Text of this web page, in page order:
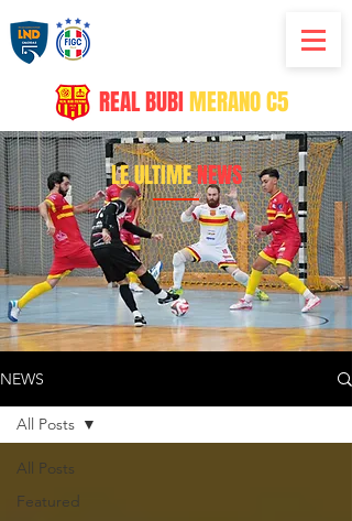
REALBUBIMERANO C5
LE ULTIMENEWS
NEWS
All Posts
Featured
All Posts